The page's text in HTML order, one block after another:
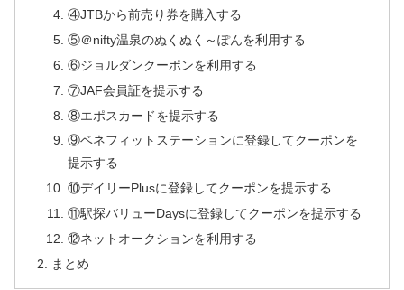
④JTBから前売り券を購入する
⑤＠nifty温泉のぬくぬく～ぽんを利用する
⑥ジョルダンクーポンを利用する
⑦JAF会員証を提示する
⑧エポスカードを提示する
⑨ベネフィットステーションに登録してクーポンを
提示する
⑩デイリーPlusに登録してクーポンを提示する
⑪駅探バリューDaysに登録してクーポンを提示する
⑫ネットオークションを利用する
まとめ